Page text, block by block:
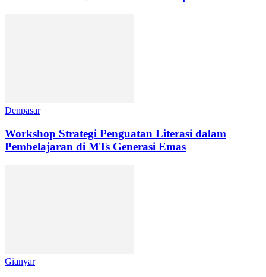
Denpasar
Workshop Strategi Penguatan Literasi dalam
Pembelajaran di MTs Generasi Emas
Gianyar